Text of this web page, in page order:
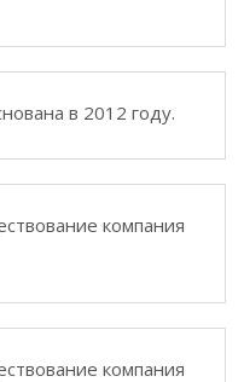
в 2012 году.
компания
компания